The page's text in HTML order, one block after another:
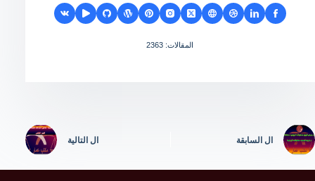
المقالات: 2363
ال السابقة ال التالية